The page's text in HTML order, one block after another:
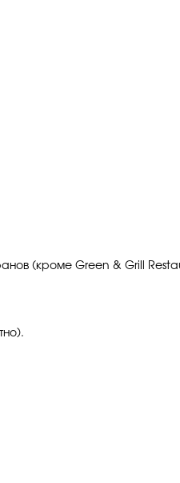
(кроме Green & Grill